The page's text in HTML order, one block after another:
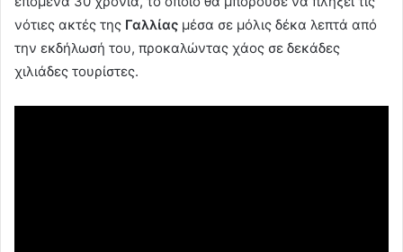
νότιες ακτές της Γαλλίας μέσα σε μόλις δέκα λεπτά από
την εκδήλωσή του, προκαλώντας χάος σε δεκάδες
χιλιάδες τουρίστες.